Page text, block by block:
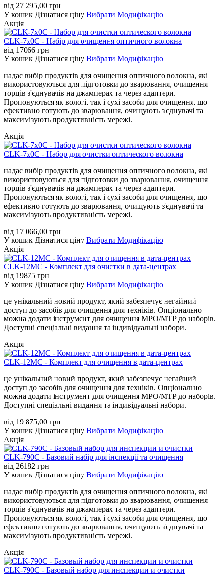
від 27 295,00 грн
У кошик Дізнатися ціну Вибрати Модифікацію
Акція
CLK-7x0C - Набір для очищення оптичного волокна
від 17066 грн
У кошик Дізнатися ціну Вибрати Модифікацію
надає вибір продуктів для очищення оптичного волокна, які
використовуються для підготовки до зварювання, очищення
торців з'єднувачів на джамперах та через адаптери.
Пропонуються як вологі, так і сухі засоби для очищення, що
ефективно готують до зварювання, очищують з'єднувачі та
максимізують продуктивність мережі.
Акція
CLK-7x0C - Набор для очистки оптического волокна
надає вибір продуктів для очищення оптичного волокна, які
використовуються для підготовки до зварювання, очищення
торців з'єднувачів на джамперах та через адаптери.
Пропонуються як вологі, так і сухі засоби для очищення, що
ефективно готують до зварювання, очищують з'єднувачі та
максимізують продуктивність мережі.
від 17 066,00 грн
У кошик Дізнатися ціну Вибрати Модифікацію
Акція
CLK-12MC - Комплект для очистки в дата-центрах
від 19875 грн
У кошик Дізнатися ціну Вибрати Модифікацію
це унікальний новий продукт, який забезпечує негайний
доступ до засобів для очищення для техніків. Опціонально
можна додати інструмент для очищення MPO/MTP до наборів.
Доступні спеціальні видання та індивідуальні набори.
Акція
CLK-12MC - Комплект для очищення в дата-центрах
це унікальний новий продукт, який забезпечує негайний
доступ до засобів для очищення для техніків. Опціонально
можна додати інструмент для очищення MPO/MTP до наборів.
Доступні спеціальні видання та індивідуальні набори.
від 19 875,00 грн
У кошик Дізнатися ціну Вибрати Модифікацію
Акція
CLK-790C - Базовий набір для інспекції та очищення
від 26182 грн
У кошик Дізнатися ціну Вибрати Модифікацію
надає вибір продуктів для очищення оптичного волокна, які
використовуються для підготовки до зварювання, очищення
торців з'єднувачів на джамперах та через адаптери.
Пропонуються як вологі, так і сухі засоби для очищення, що
ефективно готують до зварювання, очищують з'єднувачі та
максимізують продуктивність мережі.
Акція
CLK-790C - Базовый набор для инспекции и очистки